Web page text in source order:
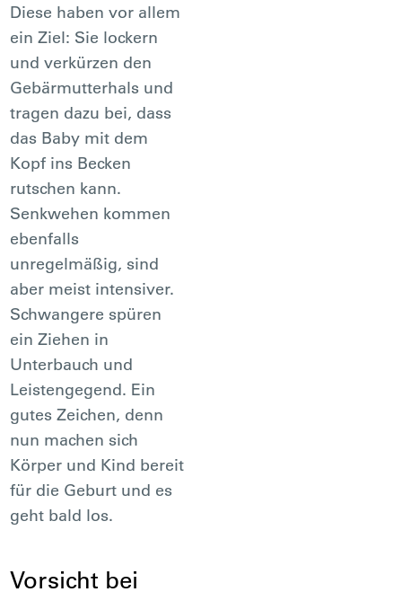
Diese haben vor allem
ein Ziel: Sie lockern
und verkürzen den
Gebärmutterhals und
tragen dazu bei, dass
das Baby mit dem
Kopf ins Becken
rutschen kann.
Senkwehen kommen
ebenfalls
unregelmäßig, sind
aber meist intensiver.
Schwangere spüren
ein Ziehen in
Unterbauch und
Leistengegend. Ein
gutes Zeichen, denn
nun machen sich
Körper und Kind bereit
für die Geburt und es
geht bald los.
Vorsicht bei